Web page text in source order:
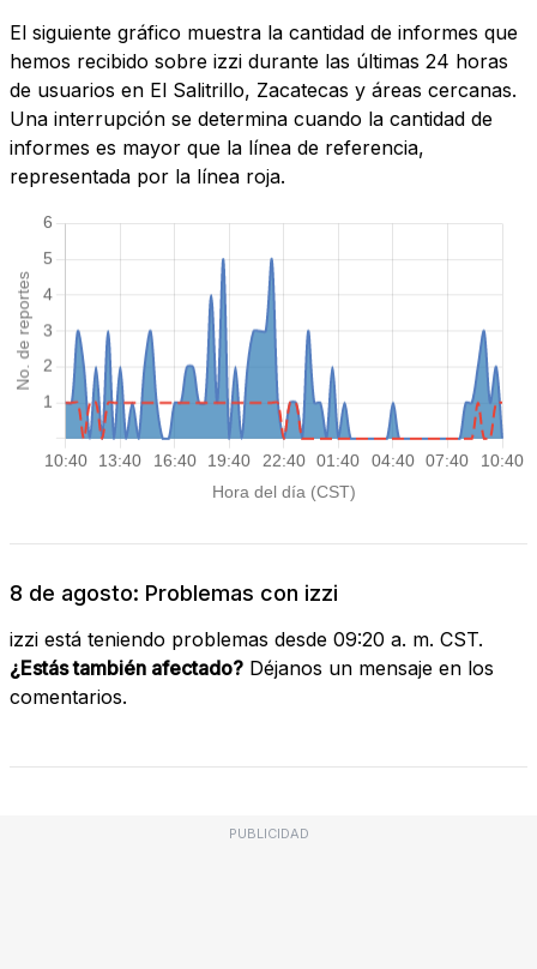
El siguiente gráfico muestra la cantidad de informes que
hemos recibido sobre izzi durante las últimas 24 horas
de usuarios en El Salitrillo, Zacatecas y áreas cercanas.
Una interrupción se determina cuando la cantidad de
informes es mayor que la línea de referencia,
representada por la línea roja.
8 de agosto: Problemas con izzi
izzi está teniendo problemas desde 09:20 a. m. CST.
¿Estás también afectado? Déjanos un mensaje en los
comentarios.
PUBLICIDAD